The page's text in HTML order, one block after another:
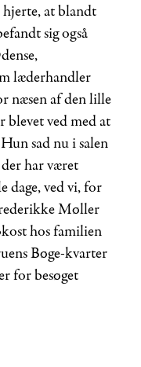
at blandt
sig også
læderhandler
næsen af den lille
blevet ved med at
sad nu i salen
har været
dage, ved vi, for
Møller
hos familien
Bøge-kvarter
for besøget